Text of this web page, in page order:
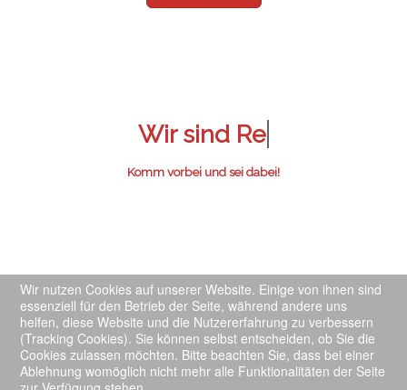
Wir sindR
Komm vorbei und sei dabei!
Impressum
Wir nutzen Cookies auf unserer Website. Einige von ihnen sind
essenziell für den Betrieb der Seite, während andere uns
helfen, diese Website und die Nutzererfahrung zu verbessern
(Tracking Cookies). Sie können selbst entscheiden, ob Sie die
Cookies zulassen möchten. Bitte beachten Sie, dass bei einer
Ablehnung womöglich nicht mehr alle Funktionalitäten der Seite